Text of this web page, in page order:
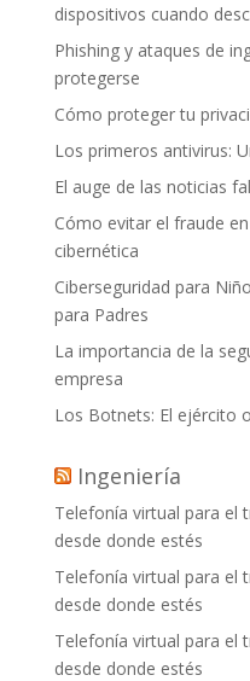
dispositivos cuando
Phishing y ataques de
protegerse
Cómo proteger tu
Los primeros antivirus:
El auge de las noticias
Cómo evitar el fraude
cibernética
Ciberseguridad para
para Padres
La importancia de la
empresa
Los Botnets: El ejército
Ingeniería
Telefonía virtual para el
desde donde estés
Telefonía virtual para el
desde donde estés
Telefonía virtual para el
desde donde estés